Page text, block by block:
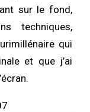
sur le fond,
techniques,
qui
et que j’ai